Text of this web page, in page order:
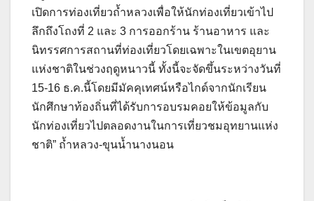
เปิดการท่องเที่ยวถ้ำหลวงเพื่อให้นักท่องเที่ยวเข้าไป
ลึกถึงโถงที่ 2 และ 3 การออกร้าน ร้านอาหาร และ
นิทรรศการสถานที่ท่องเที่ยวโดยเฉพาะในเขตอุยาน
แห่งชาติในช่วงฤดูหนาวนี้ ทั้งนี้จะจัดขึ้นระหว่างวันที่
15-16 ธ.ค.นี้โดยมีมัคคุเทศน์หรือไกด์จากนักเรียน
นักศึกษาท้องถิ่นที่ได้รับการอบรมคอยให้ข้อมูลกับ
นักท่องเที่ยวไปตลอดงานในการเที่ยวชมอุทยานแห่ง
ชาติ” ถ้ำหลวง-ขุนน้ำนางนอน